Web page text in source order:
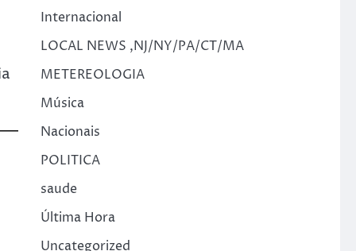
Internacional
LOCAL NEWS ,NJ/NY/PA/CT/MA
METEREOLOGIA
Música
Nacionais
POLITICA
saude
Última Hora
Uncategorized